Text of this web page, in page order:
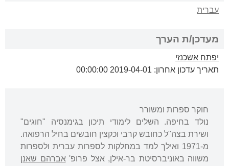
עברית
מעדכן/ת הערך
יפתח אשכנזי
תאריך עדכון אחרון: 2019-04-01 00:00:00
חוקר ספרות ומשורר
נולד בחיפה. השלים לימודי תיכון בגימנסיה "חוגים"
ושירת בצה"ל כחובש קרבי וכקצין חובשים בחיל הרפואה.
מ-1971 ואילך למד במחלקות לספרות עברית ולספרות
משווה באוניברסיטת בר-אילן, אצל פרופ'אברהם שאנן